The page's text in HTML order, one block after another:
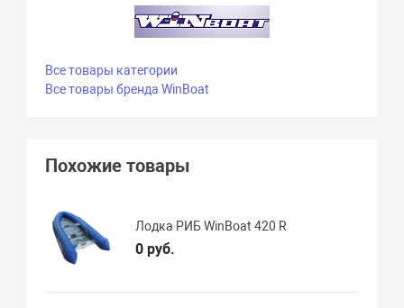
Все товары категории
Все товары бренда WinBoat
Похожие товары
Лодка РИБ WinBoat 420 R
0 руб.